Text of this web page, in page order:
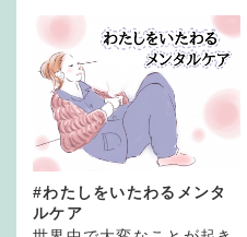
#わたしをいたわるメンタ
ルケア